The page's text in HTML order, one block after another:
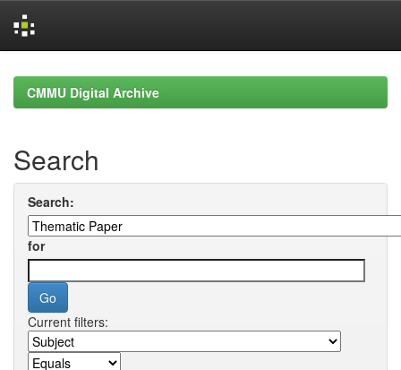
navigationCMMU Digital Archive
Search
Search:
for
Current filters: